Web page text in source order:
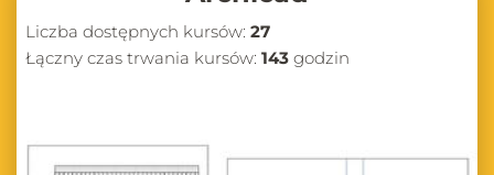
Liczba dostępnych kursów: 27
Łączny czas trwania kursów: 143 godzin